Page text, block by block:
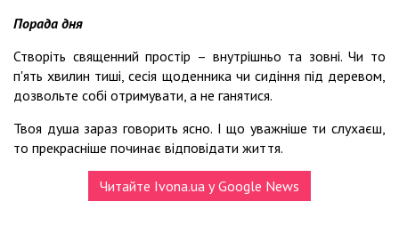
Порада дня
Створіть священний простір – внутрішньо та зовні. Чи то
п'ять хвилин тиші, сесія щоденника чи сидіння під деревом,
дозвольте собі отримувати, а не ганятися.
Твоя душа зараз говорить ясно. І що уважніше ти слухаєш,
то прекрасніше починає відповідати життя.
Читайте Ivona.ua у Google News